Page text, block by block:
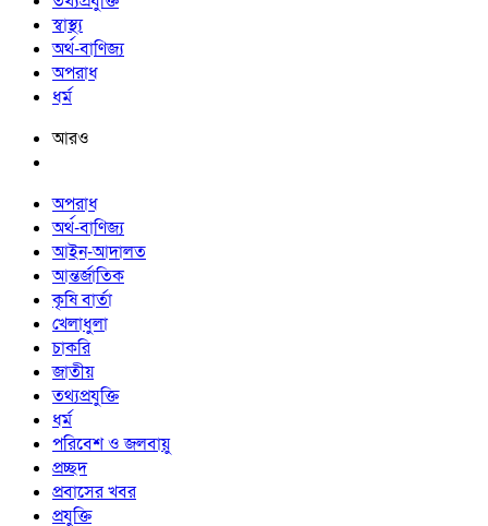
স্বাস্থ্য
অর্থ-বাণিজ্য
অপরাধ
ধর্ম
আরও
অপরাধ
অর্থ-বাণিজ্য
আইন-আদালত
আন্তর্জাতিক
কৃষি বার্তা
খেলাধুলা
চাকরি
জাতীয়
তথ্যপ্রযুক্তি
ধর্ম
পরিবেশ ও জলবায়ু
প্রচ্ছদ
প্রবাসের খবর
প্রযুক্তি